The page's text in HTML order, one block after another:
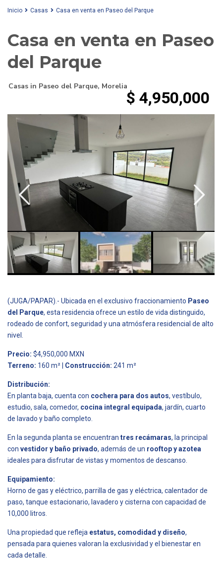
Inicio Casas Casa en venta en Paseo del Parque
Casa en venta en Paseo
del Parque
Casas in Paseo del Parque, Morelia
$ 4,950,000
(JUGA/PAPAR).- Ubicada en el exclusivo fraccionamiento Paseo
del Parque, esta residencia ofrece un estilo de vida distinguido,
rodeado de confort, seguridad y una atmósfera residencial de alto
nivel.
Precio: $4,950,000 MXN
Terreno: 160 m² | Construcción: 241 m²
Distribución:
En planta baja, cuenta con cochera para dos autos, vestíbulo,
estudio, sala, comedor, cocina integral equipada, jardín, cuarto
de lavado y baño completo.
En la segunda planta se encuentran tres recámaras, la principal
con vestidor y baño privado, además de un rooftop y azotea
ideales para disfrutar de vistas y momentos de descanso.
Equipamiento:
Horno de gas y eléctrico, parrilla de gas y eléctrica, calentador de
paso, tanque estacionario, lavadero y cisterna con capacidad de
10,000 litros.
Una propiedad que refleja estatus, comodidad y diseño,
pensada para quienes valoran la exclusividad y el bienestar en
cada detalle.